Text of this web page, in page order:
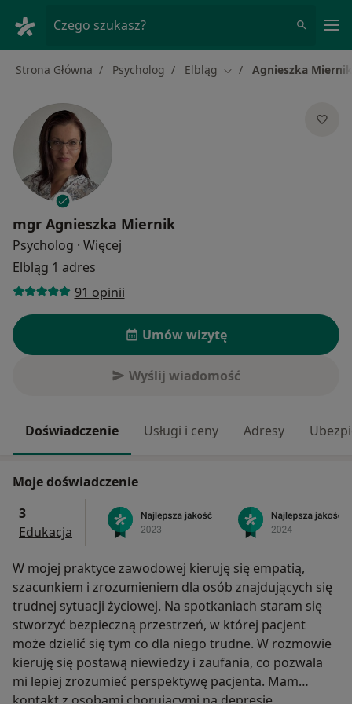
Czego szukasz?
Strona Główna Psycholog Elbląg Zmień miasto
Agnieszka Miernik
mgr Agnieszka Miernik
Psycholog · Więcej
Elbląg 1 adres
91 opinii
Umów wizytę
Wyślij wiadomość
Doświadczenie Usługi i ceny Adresy
Moje doświadczenie
3
Edukacja
W mojej praktyce zawodowej kieruję się empatią,
szacunkiem i zrozumieniem dla osób znajdujących się
trudnej sytuacji życiowej. Na spotkaniach staram się
stworzyć bezpieczną przestrzeń, w której pacjent
może dzielić się tym co dla niego trudne. W rozmowie
kieruję się postawą niewiedzy i zaufania, co pozwala
mi lepiej zrozumieć perspektywę pacjenta. Mam
kontakt z osobami chorującymi na depresję,